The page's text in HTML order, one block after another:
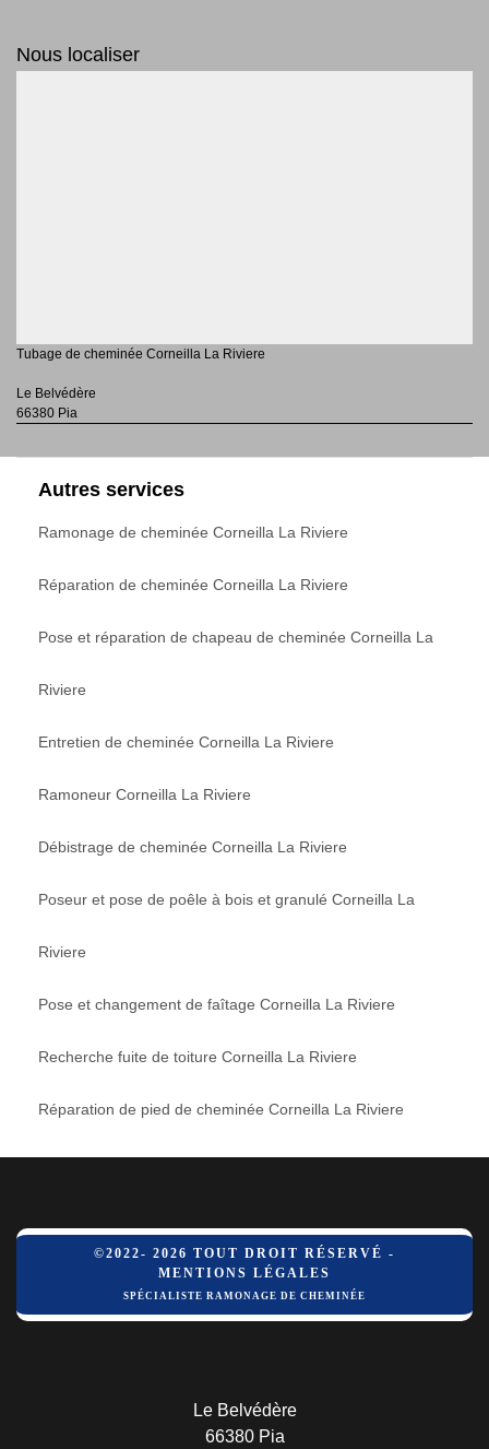
Nous localiser
Tubage de cheminée Corneilla La Riviere
Le Belvédère
66380 Pia
Autres services
Ramonage de cheminée Corneilla La Riviere
Réparation de cheminée Corneilla La Riviere
Pose et réparation de chapeau de cheminée Corneilla La
Riviere
Entretien de cheminée Corneilla La Riviere
Ramoneur Corneilla La Riviere
Débistrage de cheminée Corneilla La Riviere
Poseur et pose de poêle à bois et granulé Corneilla La
Riviere
Pose et changement de faîtage Corneilla La Riviere
Recherche fuite de toiture Corneilla La Riviere
Réparation de pied de cheminée Corneilla La Riviere
©2022- 2026 TOUT DROIT RÉSERVÉ -
MENTIONS LÉGALES
SPÉCIALISTE RAMONAGE DE CHEMINÉE
Le Belvédère
66380 Pia